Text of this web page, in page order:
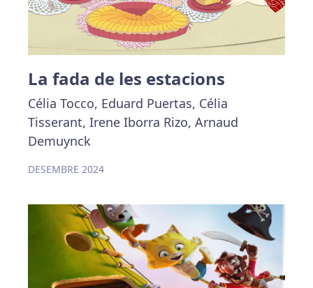
La fada de les estacions
Célia Tocco, Eduard Puertas, Célia
Tisserant, Irene Iborra Rizo, Arnaud
Demuynck
DESEMBRE 2024